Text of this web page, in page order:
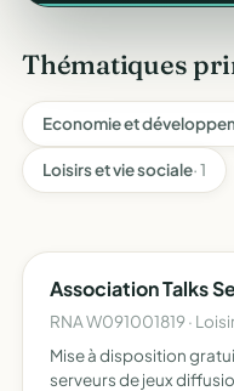
Thématiques
Economie et
Loisirs et vie sociale· 1
Association Talks
RNA W091001819 ·
Mise à disposition
serveurs de jeux